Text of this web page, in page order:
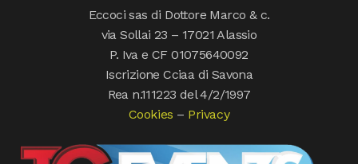
Eccoci sas di Dottore Marco & c.
via Sollai 23 – 17021 Alassio
P. Iva e CF 01075640092
Iscrizione Cciaa di Savona
Rea n.111223 del 4/2/1997
Cookies – Privacy